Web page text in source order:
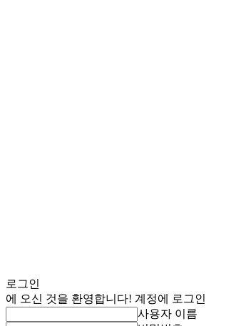
로그인
에 오신 것을 환영합니다! 계정에 로그인
사용자 이름